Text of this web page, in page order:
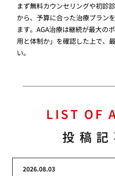
まず無料カウンセリングや初診
から、予算に合った治療プラン
ます。AGA治療は継続が最大の
用と体制か」を確認した上で、
い。
LIST OF
投稿
2026.08.03